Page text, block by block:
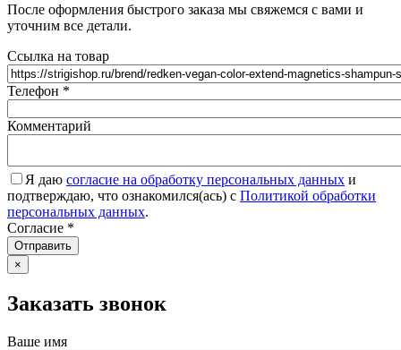
После оформления быстрого заказа мы свяжемся с вами и
уточним все детали.
Ссылка на товар
Телефон *
Комментарий
Я даю согласие на обработку персональных данных и
подтверждаю, что ознакомился(ась) с Политикой обработки
персональных данных.
Согласие *
Отправить
×
Заказать звонок
Ваше имя